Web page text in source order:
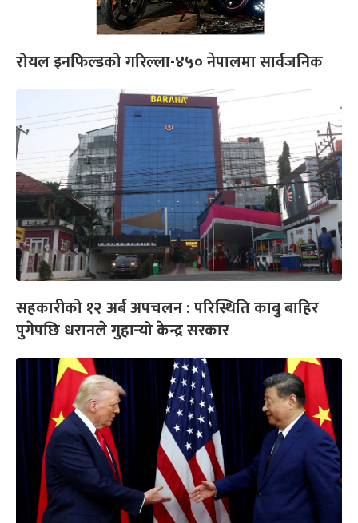
रोयल इनफिल्डको गरिल्ला-४५० नेपालमा सार्वजनिक
सहकारीको १२ अर्ब अपचलन : परिस्थिति काबु बाहिर
पुगेपछि धरानले गुहार्‍यो केन्द्र सरकार